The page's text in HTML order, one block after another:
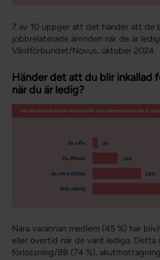
7 av 10 uppger att det händer att de
jobbrelaterade ärenden när de är
Vårdförbundet/Novus, oktober 2024
Händer det att du blir inkallad
när du är ledig?
Nära varannan medlem (45 %) har
eller övertid när de varit lediga. Detta
förlossning/BB (74 %),